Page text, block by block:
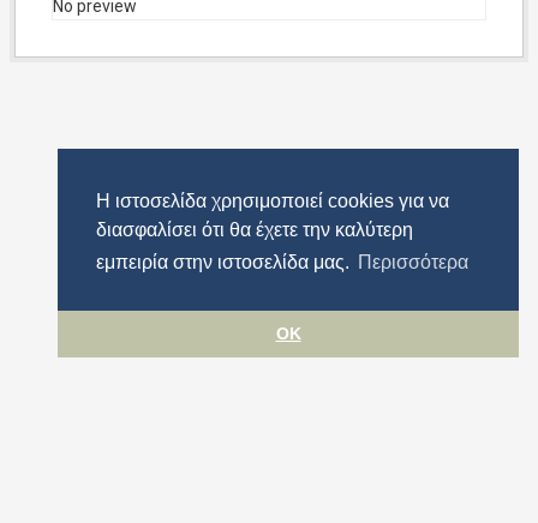
Η ιστοσελίδα χρησιμοποιεί cookies για να
διασφαλίσει ότι θα έχετε την καλύτερη
εμπειρία στην ιστοσελίδα μας. Περισσότερα
OK
No preview